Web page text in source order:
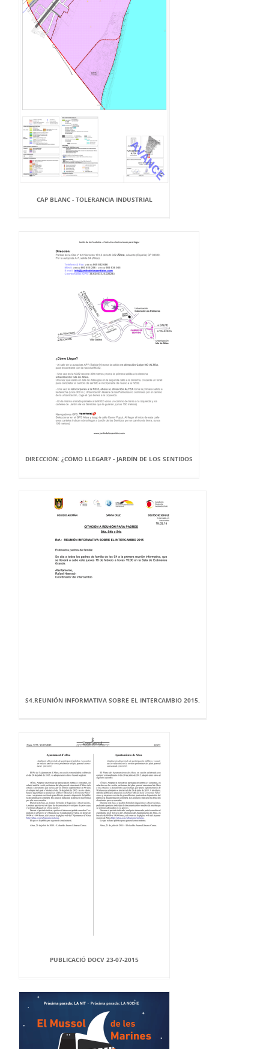
CAP BLANC - TOLERANCIA INDUSTRIAL
DIRECCIÓN: ¿CÓMO LLEGAR? - JARDÍN DE LOS SENTIDOS
S4.REUNIÓN INFORMATIVA SOBRE EL INTERCAMBIO 2015.
PUBLICACIÓ DOCV 23-07-2015